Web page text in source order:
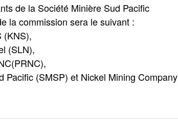
de la Société Minière Sud Pacific
la commission sera le suivant :
(KNS),
(SLN),
(SMSP) et Nickel Mining Company